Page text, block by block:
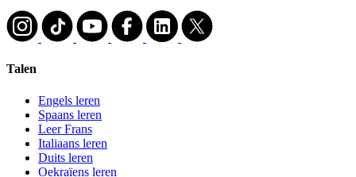
Talen
Engels leren
Spaans leren
Leer Frans
Italiaans leren
Duits leren
Oekraïens leren